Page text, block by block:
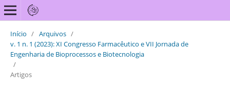
Início / Arquivos /
v. 1 n. 1 (2023): XI Congresso Farmacêutico e VII Jornada de
Engenharia de Bioprocessos e Biotecnologia
/
Artigos